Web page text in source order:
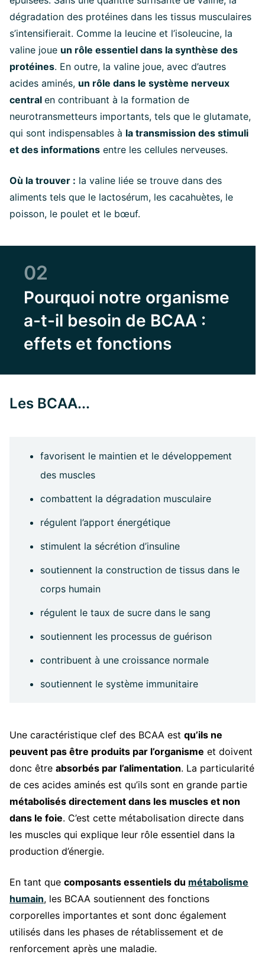
dégradation des protéines dans les tissus musculaires
s’intensifierait. Comme la leucine et l’isoleucine, la
valine joue un rôle essentiel dans la synthèse des
protéines. En outre, la valine joue, avec d’autres
acides aminés, un rôle dans le système nerveux
central en contribuant à la formation de
neurotransmetteurs importants, tels que le glutamate,
qui sont indispensables à la transmission des stimuli
et des informations entre les cellules nerveuses.
Où la trouver : la valine liée se trouve dans des
aliments tels que le lactosérum, les cacahuètes, le
poisson, le poulet et le bœuf.
02
Pourquoi notre organisme
a-t-il besoin de BCAA :
effets et fonctions
Les BCAA...
favorisent le maintien et le développement
des muscles
combattent la dégradation musculaire
régulent l’apport énergétique
stimulent la sécrétion d’insuline
soutiennent la construction de tissus dans le
corps humain
régulent le taux de sucre dans le sang
soutiennent les processus de guérison
contribuent à une croissance normale
soutiennent le système immunitaire
Une caractéristique clef des BCAA est qu’ils ne
peuvent pas être produits par l’organisme et doivent
donc être absorbés par l’alimentation. La particularité
de ces acides aminés est qu’ils sont en grande partie
métabolisés directement dans les muscles et non
dans le foie. C’est cette métabolisation directe dans
les muscles qui explique leur rôle essentiel dans la
production d’énergie.
En tant que composants essentiels du métabolisme
humain, les BCAA soutiennent des fonctions
corporelles importantes et sont donc également
utilisés dans les phases de rétablissement et de
renforcement après une maladie.